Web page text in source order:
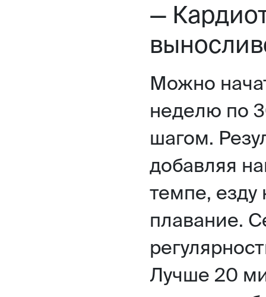
—
Можно
неделю по
шагом.
добавляя
темпе, езду
плавание.
Лучше 20